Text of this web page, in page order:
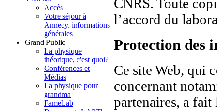
Accès
Votre séjour à
Annecy, informations
générales
Grand Public
La physique
théorique, c'est quoi?
Conférences et
Médias
La physique pour
grandma
FameLab
CNRS. Toute
l’accord du
Protection des
Ce site Web, qui
concernant
partenaires, a fait